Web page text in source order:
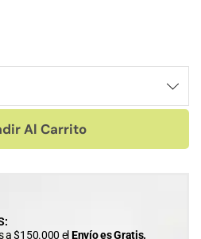
Al Carrito
a $150.000 el Envío es Gratis.